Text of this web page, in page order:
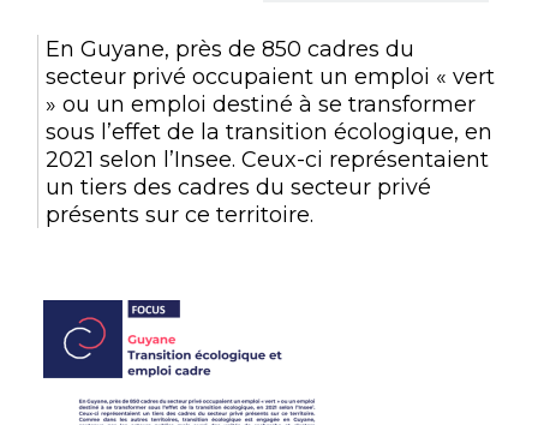
En Guyane, près de 850 cadres du
secteur privé occupaient un emploi « vert
» ou un emploi destiné à se transformer
sous l’effet de la transition écologique, en
2021 selon l’Insee. Ceux-ci représentaient
un tiers des cadres du secteur privé
présents sur ce territoire.